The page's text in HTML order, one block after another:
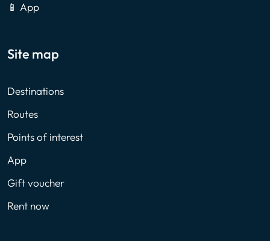
📱 App
Site map
Destinations
Routes
Points of interest
App
Gift voucher
Rent now